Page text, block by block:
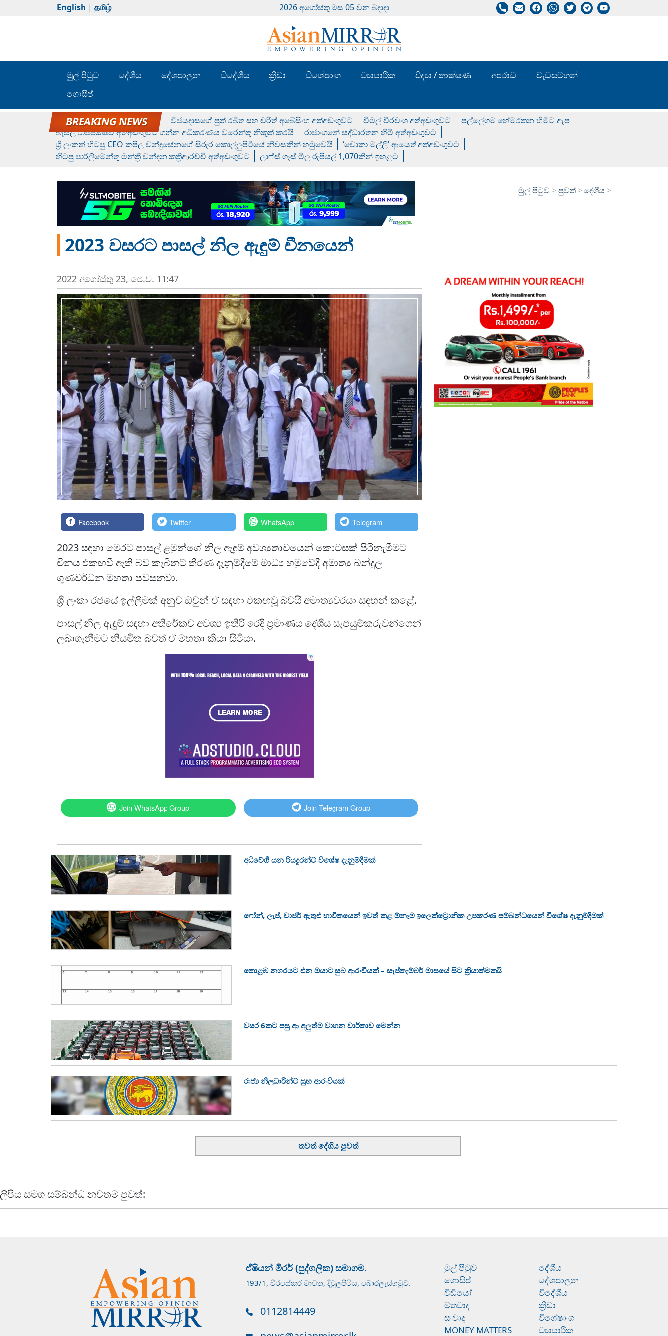
English | தமிழ் 2026 අගෝස්‍තු මස 05 වන බදාදා
මුල් පිටුව දේශීය දේශපාලන විදේශීය ක්‍රීඩා විශේෂාංග ව්‍යාපාරික විද්‍යා / තාක්ෂණ අපරාධ
වැඩසටහන්
ගොසිප්
රන් ගෙනා රුමේෂ්ගේ හෙල්ලය විජයදාසගේ පුත් රඛිත සහ චරිත් අබේසිංහ අත්අඩංගුවට විමල් වීරවංශ අත්අඩංගුවට
පල්ලේගම හේමරතන හිමිට ඇප
බැසිල් රාජපක්ෂව අත්අඩංගුවට ගන්න අධිකරණය වරෙන්තු නිකුත් කරයි
රාජාංගනේ සද්ධාරතන හිමි අත්අඩංගුවට
ශ්‍රී ලංකන් හිටපු CEO කපිල චන්ද්‍රසේනගේ සිරුර කොල්ලුපිටියේ නිවසකින් හමුවෙයි
‘චොකා මල්ලි’ ආයෙත් අත්අඩංගුවට
හිටපු පාර්ලිමේන්තු මන්ත්‍රී චන්දන කත්‍රිආරච්චි අත්අඩංගුවට
ලාෆ්ස් ගෑස් මිල රුපියල් 1,070කින් ඉහළට
2023 වසරට පාසල් නිල ඇඳුම් චීනයෙන්
මුල් පිටුව >පුවත් >දේශීය >
2022 අගෝස්‍තු 23, පෙ.ව. 11:47
Facebook Twitter WhatsApp Telegram
2023 සඳහා මෙරට පාසල් ළමුන්ගේ නිල ඇඳුම් අවශ්‍යතාවයෙන් කොටසක් පිරිනැමීමට
චීනය එකඟවී ඇති බව කැබිනට් තීරණ දැනුම්දීමේ මාධ්‍ය හමුවේදී අමාත්‍ය බන්දුල
ගුණවර්ධන මහතා පවසනවා.
ශ්‍රී ලංකා රජයේ ඉල්ලීමක් අනුව ඔවුන් ඒ සඳහා එකඟවූ බවයි අමාත්‍යවරයා සඳහන් කළේ.
පාසල් නිල ඇඳුම් සඳහා අතිරේකව අවශ්‍ය ඉතිරි රෙදි ප්‍රමාණය දේශීය සැපයුම්කරුවන්ගෙන්
ලබාගැනීමට නියමිත බවත් ඒ මහතා කියා සිටියා.
Join WhatsApp Group Join Telegram Group
අධිවේගී යන රියදුරන්ට විශේෂ දැනුම්දීමක්
ෆෝන්, ලැප්, චාජර් ඇතුළු භාවිතයෙන් ඉවත් කළ ඕනෑම ඉලෙක්ට්‍රොනික උපකරණ සම්බන්ධයෙන් විශේෂ දැනුම්දීමක්
කොළඹ නගරයට එන ඔයාට සුබ ආරංචියක් – සැප්තැම්බර් මාසයේ සිට ක්‍රියාත්මකයි
වසර 6කට පසු ආ අලුත්ම වාහන වාර්තාව මෙන්න
රාජ්‍ය නිලධාරීන්ට සුභ ආරංචියක්
තවත් දේශීය පුවත්
ලිපිය සමග සම්බන්ධ නවතම පුවත්:
ඒෂියන් මිරර් (පුද්ගලික) සමාගම.
193/1, වීරසේකර මාවත, දිවුලපිටිය, බොරලැස්ගමුව.
0112814449
මුල් පිටුව
ගොසිප්
වීඩියෝ
මතවාද
සංවාද
MONEY MATTERS
දේශීය
දේශපාලන
විදේශීය
ක්‍රීඩා
විශේෂාංග
ව්‍යාපාරික